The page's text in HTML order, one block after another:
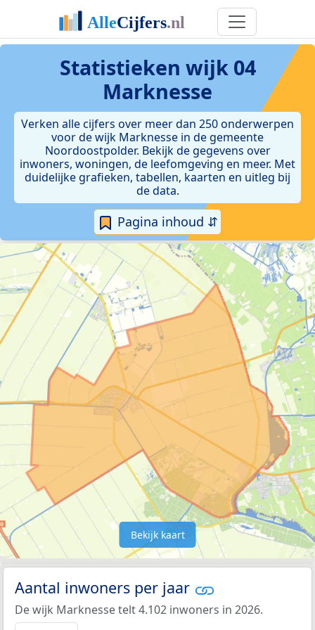
Statistieken wijk 04
Marknesse
Verken alle cijfers over meer dan 250 onderwerpen
voor de wijk Marknesse in de gemeente
Noordoostpolder. Bekijk de gegevens over
inwoners, woningen, de leefomgeving en meer. Met
duidelijke grafieken, tabellen, kaarten en uitleg bij
de data.
Pagina inhoud ⇵
Bekijk kaart
Aantal inwoners per jaar
De wijk Marknesse telt 4.102 inwoners in 2026.